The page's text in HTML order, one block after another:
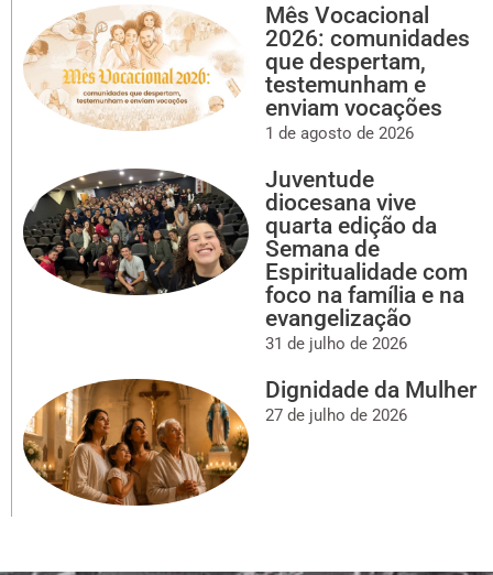
Mês Vocacional
2026: comunidades
que despertam,
testemunham e
enviam vocações
1 de agosto de 2026
Juventude
diocesana vive
quarta edição da
Semana de
Espiritualidade com
foco na família e na
evangelização
31 de julho de 2026
Dignidade da Mulher
27 de julho de 2026